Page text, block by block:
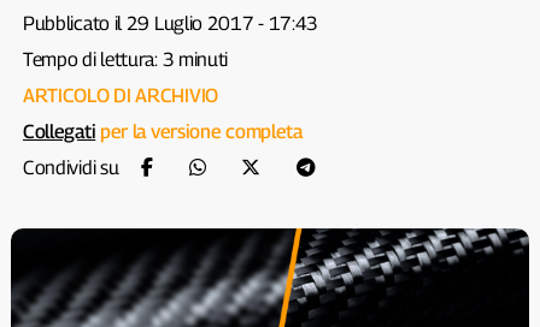
Pubblicato il 29 Luglio 2017 - 17:43
Tempo di lettura: 3 minuti
ARTICOLO DI ARCHIVIO
Collegati per la versione completa
Condividi su